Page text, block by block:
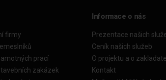
firmy
prací
zakázek
Informace o nás
Prezentace našich
Ceník našich služeb
O projektu a o
Kontakt